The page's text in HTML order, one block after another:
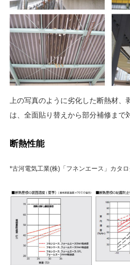
上の写真のように劣化した断熱材
は、全面貼り替えから部分補修まで
断熱性能
*古河電気工業(株)「フネンエース」カタ